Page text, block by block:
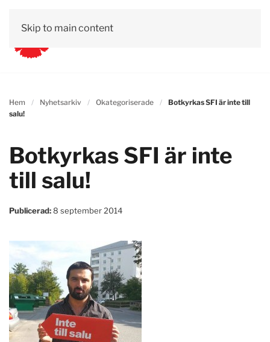
Skip to main content
Hem Nyhetsarkiv Okategoriserade
Botkyrkas SFI är inte till
salu!
Botkyrkas SFI är inte
till salu!
Publicerad:8 september 2014